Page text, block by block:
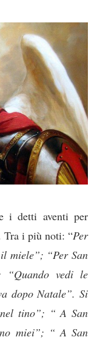
i detti aventi per
Tra i più noti: “Per
miele”; “Per San
“Quando vedi le
dopo Natale”. Si
tino”; “ A San
miei”; “ A San